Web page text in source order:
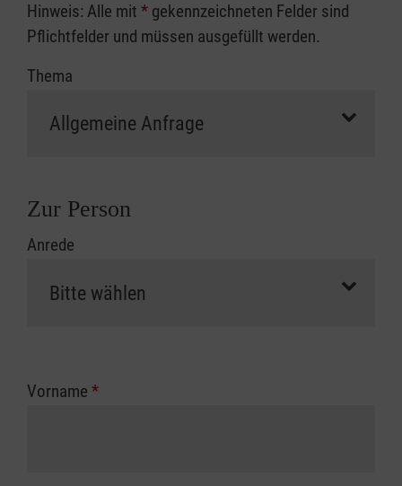
Hinweis: Alle mit * gekennzeichneten Felder sind
Pflichtfelder und müssen ausgefüllt werden.
Thema
Zur Person
Anrede
Vorname *